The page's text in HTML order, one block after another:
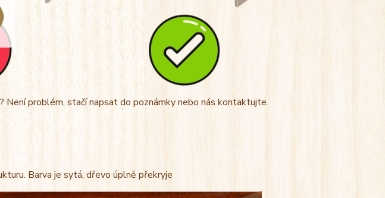
Není problém, stačí napsat do poznámky nebo nás kontaktujte.
Barva je sytá, dřevo úplně překryje